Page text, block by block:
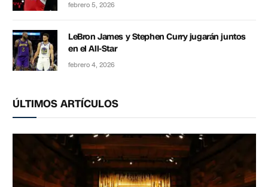
febrero 5, 2026
LeBron James y Stephen Curry jugarán juntos
en el All-Star
febrero 4, 2026
ÚLTIMOS ARTÍCULOS